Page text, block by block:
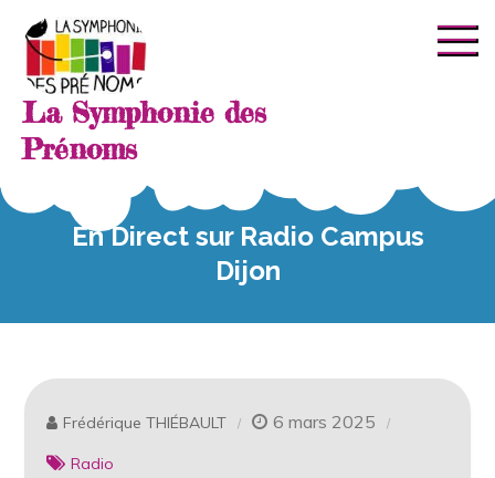
La Symphonie des
Prénoms
En Direct sur Radio Campus
Dijon
Frédérique THIÉBAULT 6 mars 2025
Radio